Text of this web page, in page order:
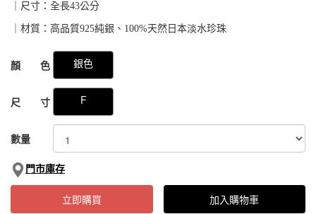
｜尺寸：全長43公分
｜材質：高品質925純銀、100%天然日本淡水珍珠
GOODS000000000000049775696
顏 色 銀色
尺 寸 F
數量
門市庫存
立即購買 加入購物車